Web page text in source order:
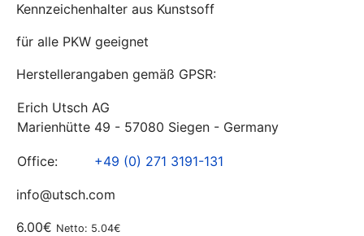
Kennzeichenhalter aus Kunstsoff
für alle PKW geeignet
Herstellerangaben gemäß GPSR:
Erich Utsch AG
Marienhütte 49 - 57080 Siegen - Germany
Office: +49 (0) 271 3191-131
info@utsch.com
6.00€ Netto: 5.04€